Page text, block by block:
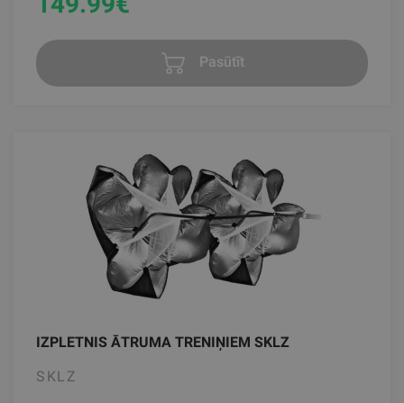
Pasūtīt
IZPLETNIS ĀTRUMA TRENIŅIEM SKLZ
SKLZ